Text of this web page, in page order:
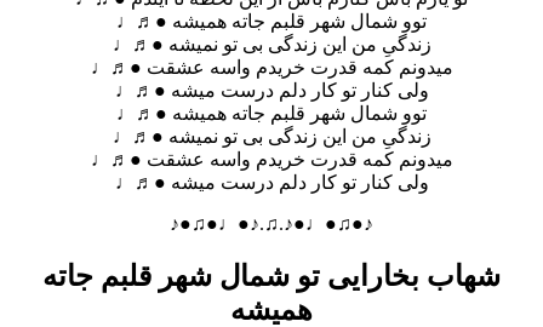
توو شمال شهر قلبم جاته همیشه ●♬♩
زندگیِ من این زندگی بی تو نمیشه ●♬♩
میدونم کمه قدرت خریدم واسه عشقت ●♬♩
ولی کنار تو کار دلم درست میشه ●♬♩
توو شمال شهر قلبم جاته همیشه ●♬♩
زندگیِ من این زندگی بی تو نمیشه ●♬♩
میدونم کمه قدرت خریدم واسه عشقت ●♬♩
ولی کنار تو کار دلم درست میشه ●♬♩
♪●♫●♩●♪.♫.♪●♩●♫●♪
شهاب بخارایی تو شمال شهر قلبم جاته
همیشه